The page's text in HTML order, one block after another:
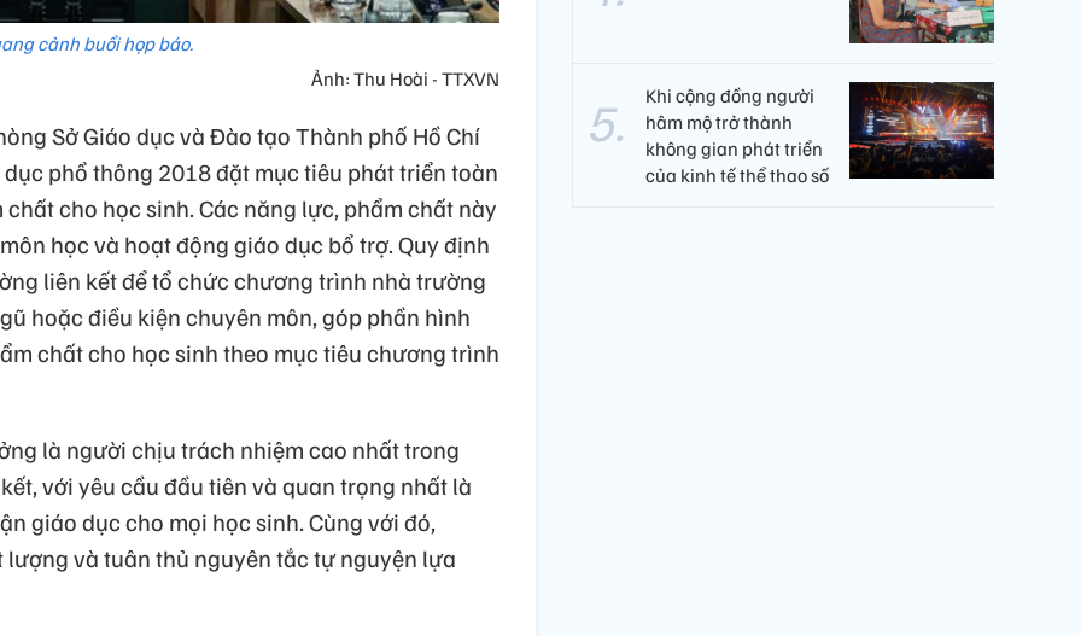
cảnh buổi họp báo.
Ảnh: Thu Hoài - TTXVN
Sở Giáo dục và Đào tạo Thành phố Hồ Chí
phổ thông 2018 đặt mục tiêu phát triển toàn
cho học sinh. Các năng lực, phẩm chất này
học và hoạt động giáo dục bổ trợ. Quy định
liên kết để tổ chức chương trình nhà trường
hoặc điều kiện chuyên môn, góp phần hình
chất cho học sinh theo mục tiêu chương trình
là người chịu trách nhiệm cao nhất trong
với yêu cầu đầu tiên và quan trọng nhất là
giáo dục cho mọi học sinh. Cùng với đó,
và tuân thủ nguyên tắc tự nguyện lựa
Khi cộng đồng người
hâm mộ trở thành
không gian phát triển
của kinh tế thể thao số